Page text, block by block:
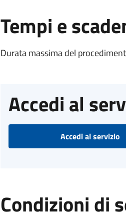
Tempi e
Durata massima del
Accedi al
Accedi al servizio
Condizioni di